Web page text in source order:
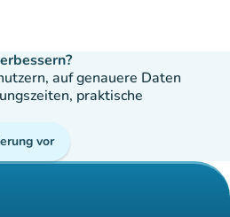
auf genauere Daten
praktische
vor